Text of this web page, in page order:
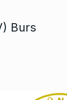
Burs